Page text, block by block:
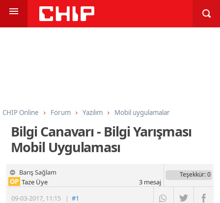
CHIP Online Forum Yazılım Mobil uygulamalar
Bilgi Canavarı - Bilgi Yarışması
Mobil Uygulaması
Barış Sağlam
09-03-2017, 11:15 |#1
OP Taze Üye
Teşekkür: 0
3mesaj